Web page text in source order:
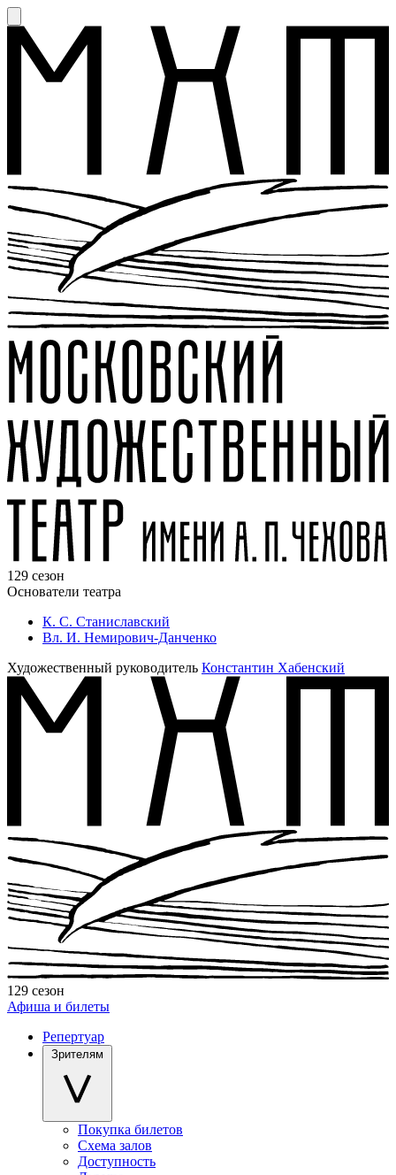
129 сезон
Основатели театра
К. С. Станиславский
Вл. И. Немирович-Данченко
Художественный руководитель Константин Хабенский
129 сезон
Афиша и билеты
Репертуар
Зрителям
Покупка билетов
Схема залов
Доступность